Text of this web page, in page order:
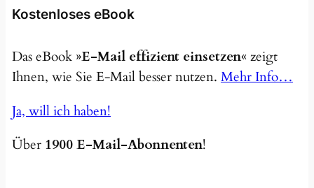
Kostenloses eBook
Das eBook »E-Mail effizient einsetzen«zeigt
Ihnen, wie Sie E-Mail besser nutzen. Mehr Info…
Ja, will ich haben!
Über 1900 E-Mail-Abonnenten!